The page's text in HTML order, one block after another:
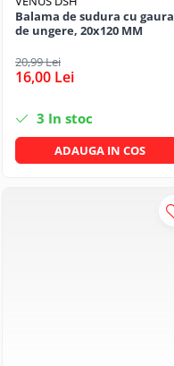
Balama de sudura cu gaura
de ungere, 20x120 MM
20,99 Lei
16,00 Lei
3 In stoc
ADAUGA IN COS